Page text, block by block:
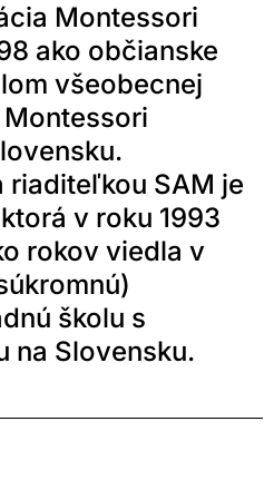
Montessori
ako občianske
všeobecnej
SAM je
v roku 1993
rokov viedla v
školu s
na Slovensku.